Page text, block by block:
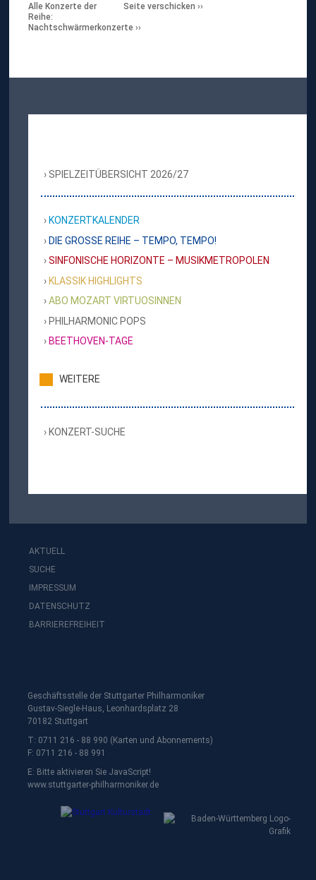
Alle Konzerte der
Reihe:
Nachtschwärmerkonzerte
Seite verschicken
SPIELZEITÜBERSICHT 2026/27
KONZERTKALENDER
DIE GROSSE REIHE – TEMPO, TEMPO!
SINFONISCHE HORIZONTE – MUSIKMETROPOLEN
KLASSIK HIGHLIGHTS
ABO MOZART VIRTUOSINNEN
PHILHARMONIC POPS
BEETHOVEN-TAGE
WEITERE
KONZERT-SUCHE
AKTUELL
SUCHE
IMPRESSUM
DATENSCHUTZ
BARRIEREFREIHEIT
Geschäftsstelle der Stuttgarter Philharmoniker
Gustav-Siegle-Haus, Leonhardsplatz 28
70182 Stuttgart
T: 0711 216 - 88 990 (Karten und Abonnements)
F: 0711 216 - 88 991
E: Bitte aktivieren Sie JavaScript!
www.stuttgarter-philharmoniker.de